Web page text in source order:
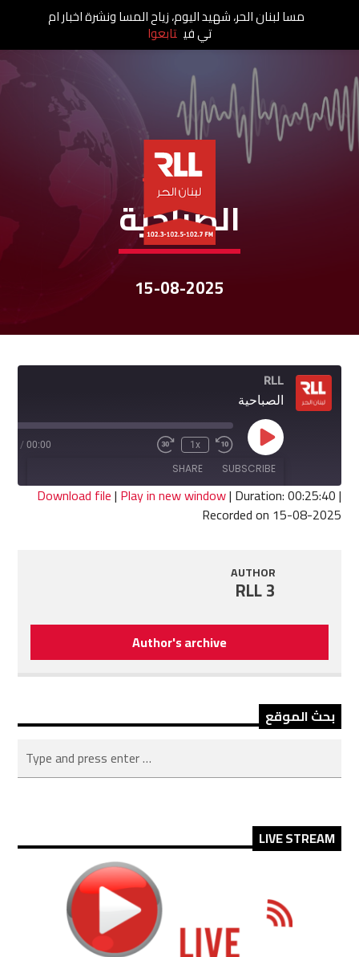
نشرات الأخبار
الصباحية
15-08-2025
RLL
الصباحية
Play
Episode
Rewind
10
Seconds
1x
Fast
seconds
00:00
/
SUBSCRIBE
SHARE
SHARE
Download file| Play in new window| Duration: 00:25:40|
Recorded on 15-08-2025
AUTHOR
RLL 3
Author's archive
بحث الموقع
LIVE STREAM
مسا لبنان الحر، شهيد اليوم، زياح المسا ونشرة اخبار ام
تي في تابعوا